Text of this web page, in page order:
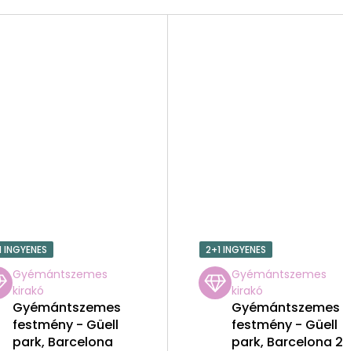
INGYENES
Gyémántszemes
kirakó
Gyémántszemes
festmény - Güell
park, Barcelona
2+1 INGYENES
Gyémántszemes
kirakó
Gyémántszemes
festmény - Güell
park, Barcelona 2